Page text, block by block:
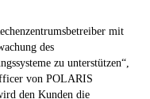
mit
des
zu unterstützen“,
von POLARIS
den Kunden die